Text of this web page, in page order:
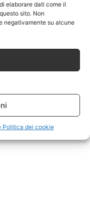
elaborare dati come il
sito. Non
negativamente su alcune
Politica dei cookie